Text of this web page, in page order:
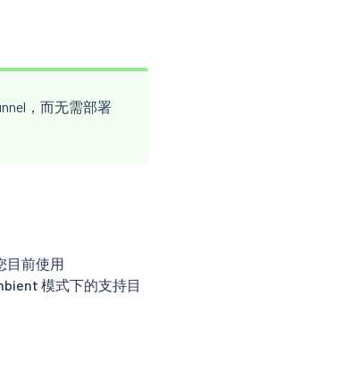
，而无需部署
目前使用
模式下的支持目